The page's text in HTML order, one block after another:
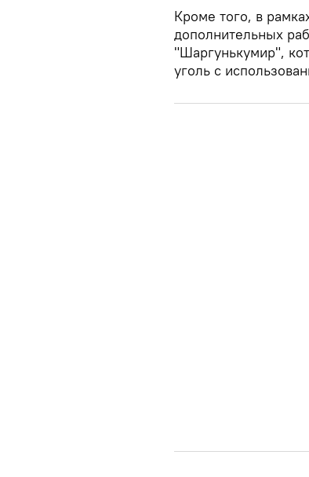
Кроме того, в
дополнительных
"Шаргунькумир",
уголь с